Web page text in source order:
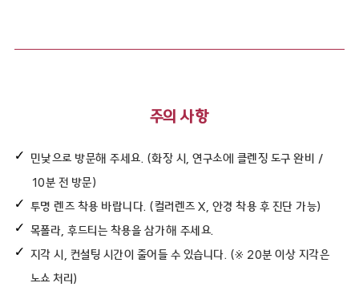
주의 사항
민낯으로 방문해 주세요. (화장 시, 연구소에 클렌징 도구 완비 /
10분 전 방문)
투명 렌즈 착용 바랍니다. (컬러렌즈 X, 안경 착용 후 진단 가능)
목폴라, 후드티는 착용을 삼가해 주세요.
지각 시, 컨설팅 시간이 줄어들 수 있습니다. (※ 20분 이상 지각은
노쇼 처리)